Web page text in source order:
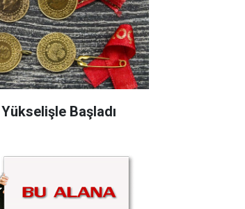
Başladı